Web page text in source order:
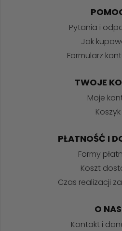
Pytania i
Jak
Formularz
TWOJE
Moje
Koszyk
PŁATNOŚĆ I
Formy
Koszt
Czas realizacji
O NAS
Kontakt i